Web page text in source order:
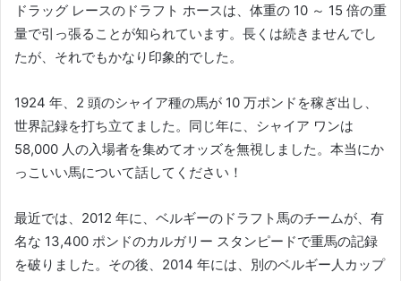
ドラッグ レースのドラフト ホースは、体重の 10 ～ 15 倍の重
量で引っ張ることが知られています。 長くは続きませんでし
たが、それでもかなり印象的でした。
1924 年、2 頭のシャイア種の馬が 10 万ポンドを稼ぎ出し、
世界記録を打ち立てました。 同じ年に、シャイア ワンは
58,000 人の入場者を集めてオッズを無視しました。 本当にか
っこいい馬について話してください！
最近では、2012 年に、ベルギーのドラフト馬のチームが、有
名な 13,400 ポンドのカルガリー スタンピードで重馬の記録
を破りました。 その後、2014 年には、別のベルギー人カップ